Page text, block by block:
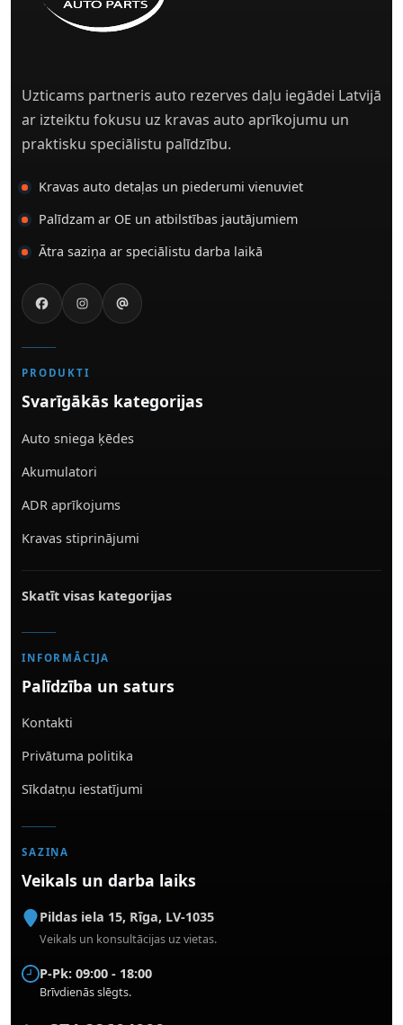
Uzticams partneris auto rezerves daļu iegādei Latvijā
ar izteiktu fokusu uz kravas auto aprīkojumu un
praktisku speciālistu palīdzību.
Kravas auto detaļas un piederumi vienuviet
Palīdzam ar OE un atbilstības jautājumiem
Ātra saziņa ar speciālistu darba laikā
PRODUKTI
Svarīgākās kategorijas
Auto sniega ķēdes
Akumulatori
ADR aprīkojums
Kravas stiprinājumi
Skatīt visas kategorijas
INFORMĀCIJA
Palīdzība un saturs
Kontakti
Privātuma politika
Sīkdatņu iestatījumi
SAZIŅA
Veikals un darba laiks
Pildas iela 15, Rīga, LV-1035
Veikals un konsultācijas uz vietas.
P-Pk: 09:00 - 18:00
Brīvdienās slēgts.